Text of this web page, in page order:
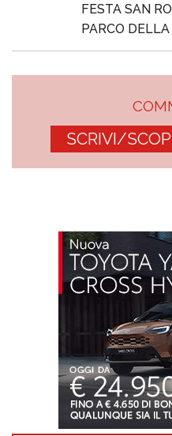
FESTA SAN
PARCO
SCRIVI/